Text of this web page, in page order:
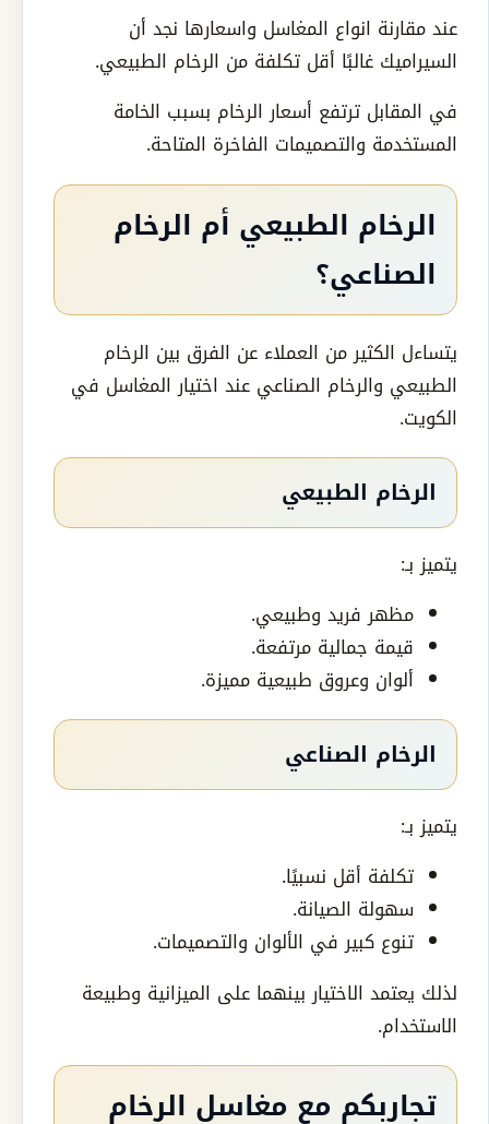
عند مقارنة انواع المغاسل واسعارها نجد أن
السيراميك غالبًا أقل تكلفة من الرخام الطبيعي.
في المقابل ترتفع أسعار الرخام بسبب الخامة
المستخدمة والتصميمات الفاخرة المتاحة.
الرخام الطبيعي أم الرخام
الصناعي؟
يتساءل الكثير من العملاء عن الفرق بين الرخام
الطبيعي والرخام الصناعي عند اختيار المغاسل في
الكويت.
الرخام الطبيعي
يتميز بـ:
مظهر فريد وطبيعي.
قيمة جمالية مرتفعة.
ألوان وعروق طبيعية مميزة.
الرخام الصناعي
يتميز بـ:
تكلفة أقل نسبيًا.
سهولة الصيانة.
تنوع كبير في الألوان والتصميمات.
لذلك يعتمد الاختيار بينهما على الميزانية وطبيعة
الاستخدام.
تجاربكم مع مغاسل الرخام